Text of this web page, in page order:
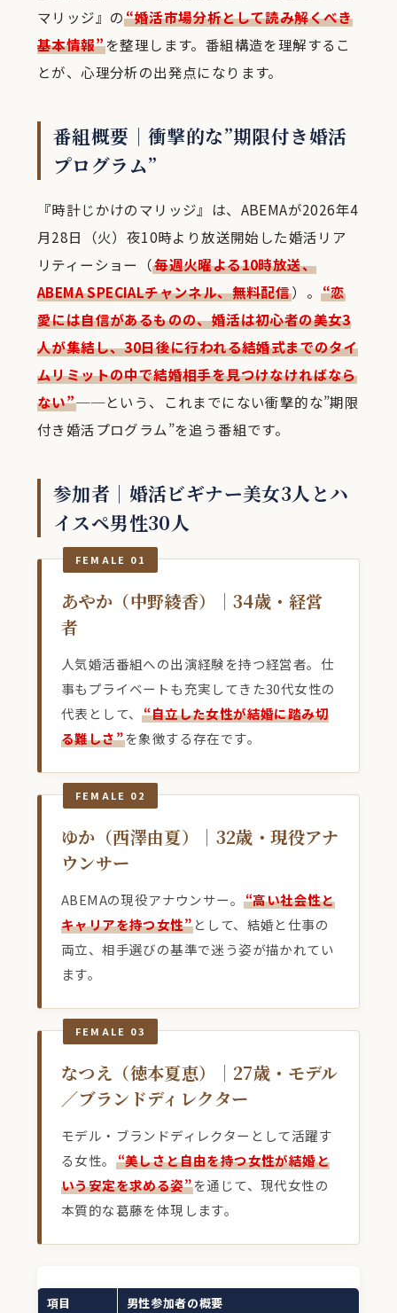
マリッジ』の“婚活市場分析として読み解くべき
基本情報”を整理します。番組構造を理解するこ
とが、心理分析の出発点になります。
番組概要｜衝撃的な”期限付き婚活
プログラム”
『時計じかけのマリッジ』は、ABEMAが2026年4
月28日（火）夜10時より放送開始した婚活リア
リティーショー（毎週火曜よる10時放送、
ABEMA SPECIALチャンネル、無料配信）。 “恋
愛には自信があるものの、婚活は初心者の美女3
人が集結し、30日後に行われる結婚式までのタイ
ムリミットの中で結婚相手を見つけなければなら
ない”──という、これまでにない衝撃的な”期限
付き婚活プログラム”を追う番組です。
参加者｜婚活ビギナー美女3人とハ
イスペ男性30人
FEMALE 01
あやか（中野綾香）｜34歳・経営
者
人気婚活番組への出演経験を持つ経営者。仕
事もプライベートも充実してきた30代女性の
代表として、“自立した女性が結婚に踏み切
る難しさ”を象徴する存在です。
FEMALE 02
ゆか（西澤由夏）｜32歳・現役アナ
ウンサー
ABEMAの現役アナウンサー。 “高い社会性と
キャリアを持つ女性”として、結婚と仕事の
両立、相手選びの基準で迷う姿が描かれてい
ます。
FEMALE 03
なつえ（徳本夏恵）｜27歳・モデル
／ブランドディレクター
モデル・ブランドディレクターとして活躍す
る女性。 “美しさと自由を持つ女性が結婚と
いう安定を求める姿”を通じて、現代女性の
本質的な葛藤を体現します。
項目
男性参加者の概要